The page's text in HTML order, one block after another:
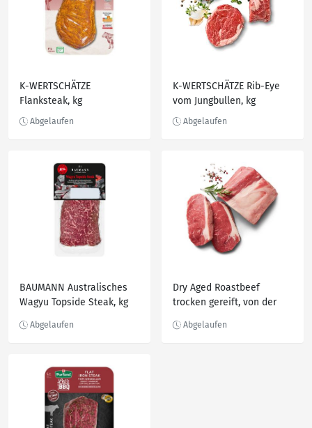
K-WERTSCHÄTZE
Flanksteak, kg
K-WERTSCHÄTZE Rib-Eye
vom Jungbullen, kg
BAUMANN Australisches
Wagyu Topside Steak, kg
Dry Aged Roastbeef
trocken gereift, von der